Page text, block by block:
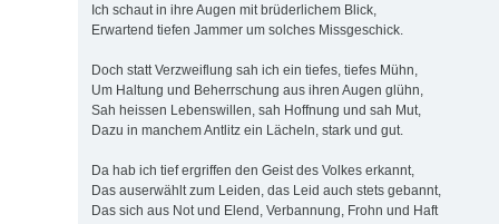
Ich schaut in ihre Augen mit brüderlichem Blick,
Erwartend tiefen Jammer um solches Missgeschick.
Doch statt Verzweiflung sah ich ein tiefes, tiefes Mühn,
Um Haltung und Beherrschung aus ihren Augen glühn,
Sah heissen Lebenswillen, sah Hoffnung und sah Mut,
Dazu in manchem Antlitz ein Lächeln, stark und gut.
Da hab ich tief ergriffen den Geist des Volkes erkannt,
Das auserwählt zum Leiden, das Leid auch stets gebannt,
Das sich aus Not und Elend, Verbannung, Frohn und Haft